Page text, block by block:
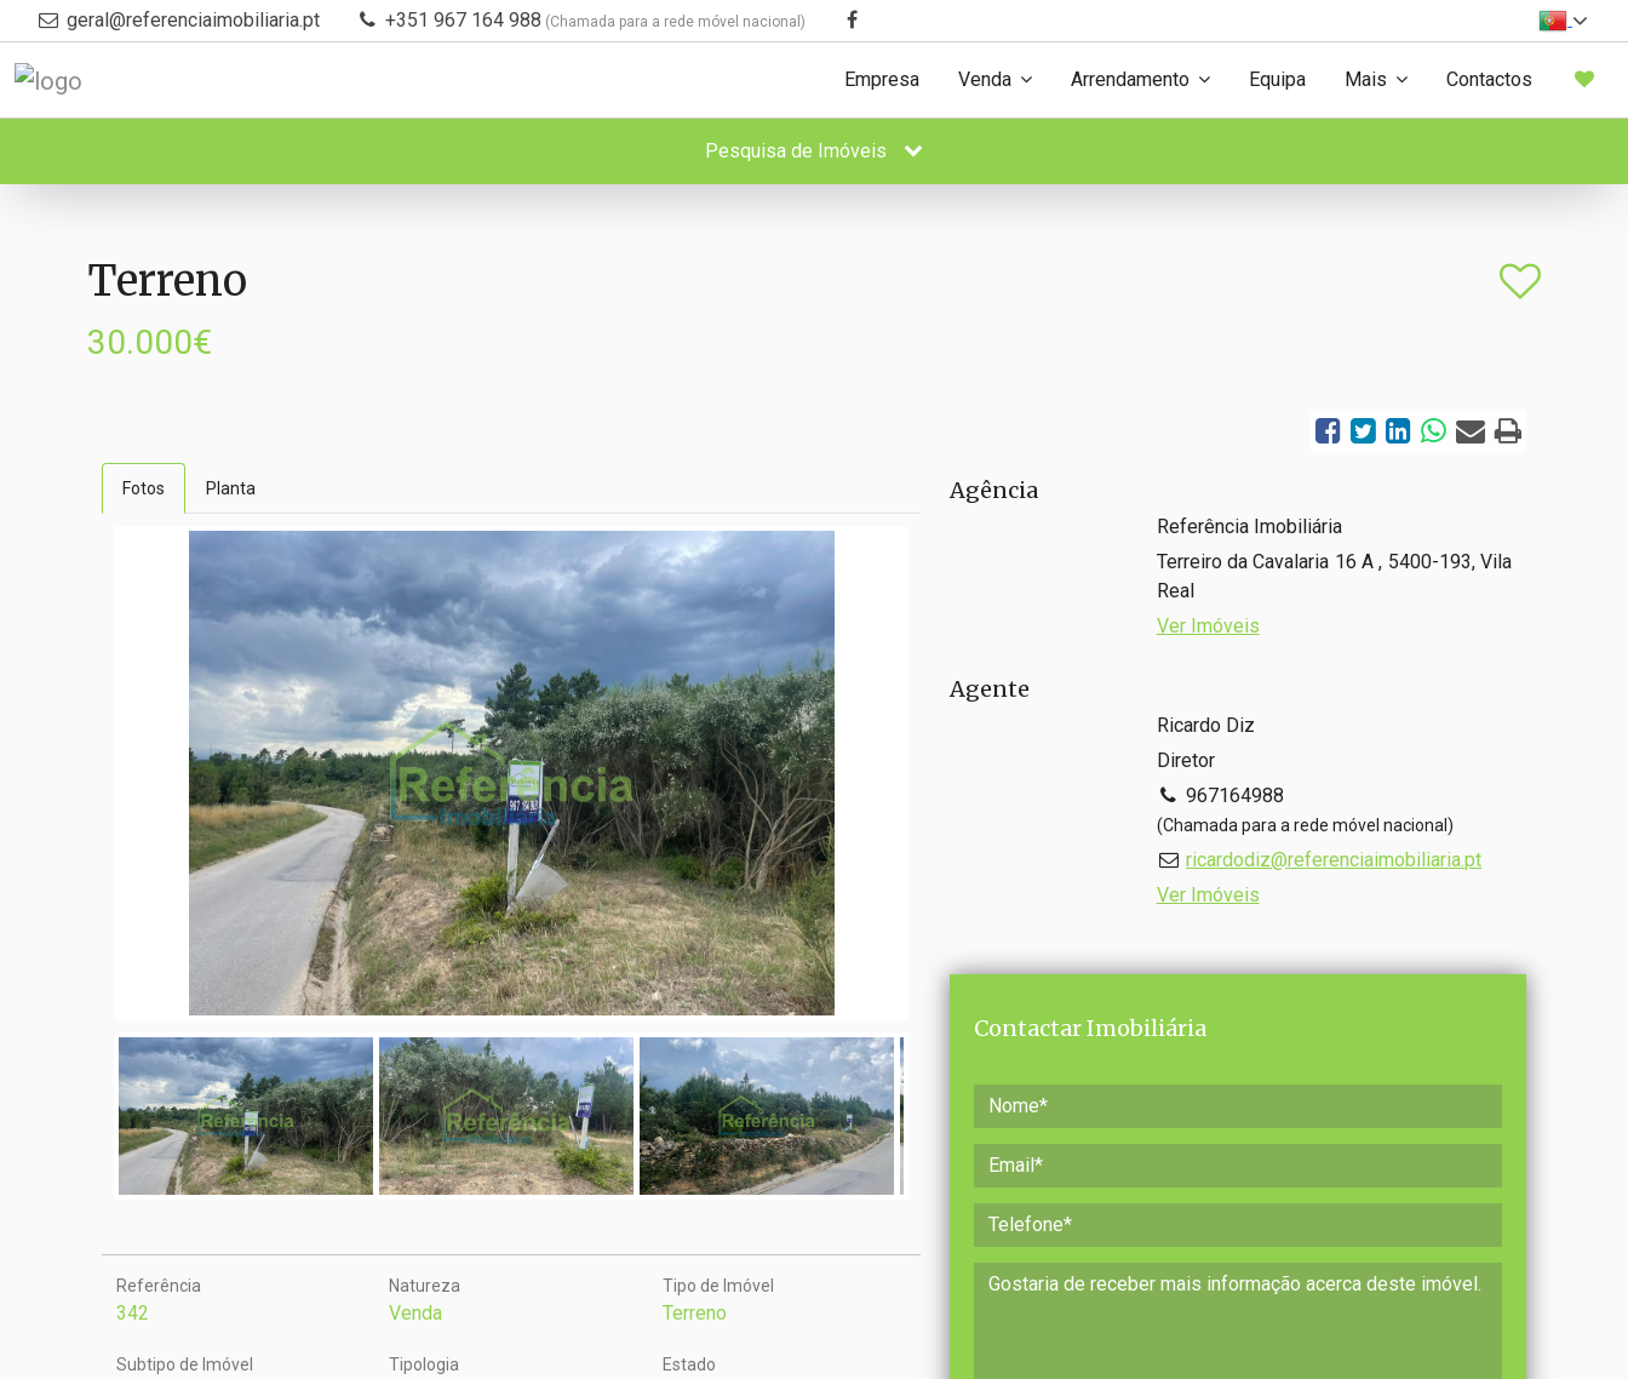
geral@referenciaimobiliaria.pt +351 967 164 988 (Chamada para a rede móvel nacional)
Empresa Venda Arrendamento Equipa Mais Contactos
Pesquisa de Imóveis
Terreno
30.000€
Fotos Planta
Referência
342
Natureza
Venda
Tipo de Imóvel
Terreno
Subtipo de Imóvel Tipologia Estado
Agência
Referência Imobiliária
Terreiro da Cavalaria 16 A , 5400-193, Vila
Real
Ver Imóveis
Agente
Ricardo Diz
Diretor
967164988
(Chamada para a rede móvel nacional)
ricardodiz@referenciaimobiliaria.pt
Ver Imóveis
Contactar Imobiliária